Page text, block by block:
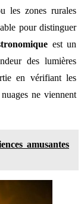
les zones rurales
pour distinguer
est un
des lumières
en vérifiant les
ne viennent
amusantes